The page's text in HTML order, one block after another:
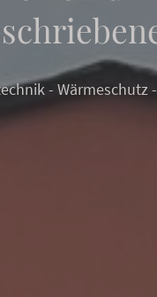
- Wärmeschutz